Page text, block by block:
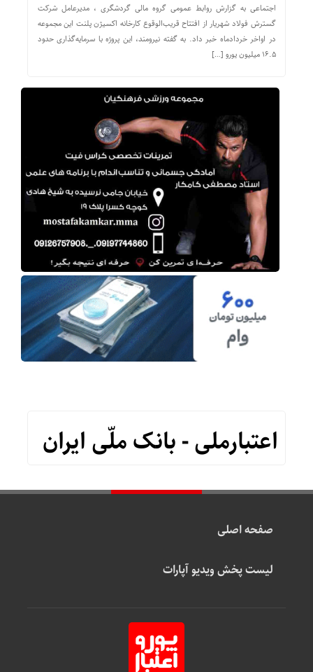
اجتماعی به گزارش روابط عمومی گروه مالی گردشگری ، مدیرعامل شرکت
گسترش فولاد شهریار از افتتاح قریب‌الوقوع کارخانه اکسیژن پلنت این مجموعه
در اواخر خردادماه خبر داد. به گفته نیرومند، این پروژه با سرمایه‌گذاری حدود
۱۶.۵ میلیون یورو […]
اعتبارملی - بانک ملّی ایران
صفحه اصلی
لیست پخش ویدیو آپارات